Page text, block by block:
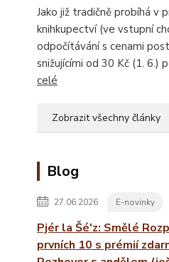
Jako již tradičně probíhá v
knihkupectví (ve vstupní
odpočítávání s cenami
snižujícími od 30 Kč (1. 6.)
celé
Zobrazit všechny články
Blog
27.06.2026 E-novinky
Pjér la Šé'z: Smělé
prvních 10 s prémií